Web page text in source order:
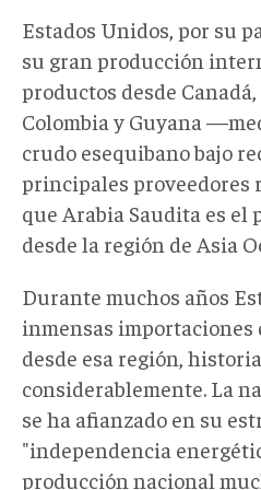
Estados Unidos, por su
su gran producción
productos desde
Colombia y Guyana
crudo esequibano bajo
principales proveedores
que Arabia Saudita es
desde la región de Asia
Durante muchos años
inmensas importaciones
desde esa región,
considerablemente. La
se ha afianzado en su
"independencia
producción nacional